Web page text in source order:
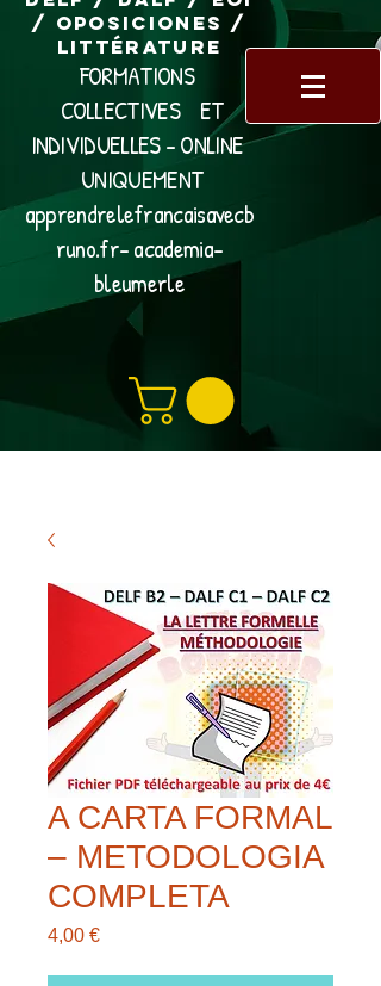
/ Oposiciones /
Littérature
FORMATIONS
COLLECTIVES ET
INDIVIDUELLES - ONLINE
UNIQUEMENT
apprendrelefrancaisavecb
runo.fr- academia-
bleumerle
A CARTA FORMAL
– METODOLOGIA
COMPLETA
4,00 €Preço